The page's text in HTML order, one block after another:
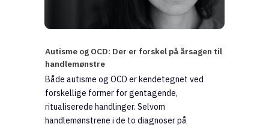
Autisme og OCD: Der er forskel på årsagen til
handlemønstre
Både autisme og OCD er kendetegnet ved
forskellige former for gentagende,
ritualiserede handlinger. Selvom
handlemønstrene i de to diagnoser på